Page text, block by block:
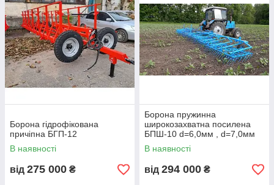
Борона гідрофікована
причіпна БГП-12
В наявності
від 275 000 ₴
Борона пружинна
широкозахватна посилена
БПШ-10 d=6,0мм , d=7,0мм
В наявності
від 294 000 ₴